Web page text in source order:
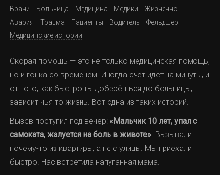
Врачи
Больница Медицина Медики
Жизненно
Авария
Травма Пациенты Водитель
Фельдшер
Медицинские истории
Скорая помощь — это не только медицинская помощь,
но и гонка со временем. Иногда счёт идёт на минуты, и
от того, как быстро ты доберёшься до больницы,
зависит чья-то жизнь. Вот одна из таких историй.
Вызов поступил под вечер: «Мальчик 10 лет, упал с
самоката, жалуется на боль в животе» . Вызывали
почему-то из квартиры, а не с улицы. Мы приехали
быстро. Нас встретила напуганная мама.